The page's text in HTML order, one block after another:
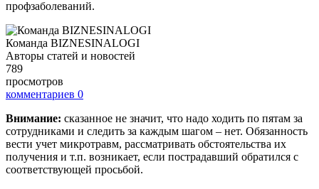
профзаболеваний.
Команда BIZNESINALOGI
Авторы статей и новостей
789
просмотров
комментариев 0
Внимание: сказанное не значит, что надо ходить по пятам за
сотрудниками и следить за каждым шагом – нет. Обязанность
вести учет микротравм, рассматривать обстоятельства их
получения и т.п. возникает, если пострадавший обратился с
соответствующей просьбой.